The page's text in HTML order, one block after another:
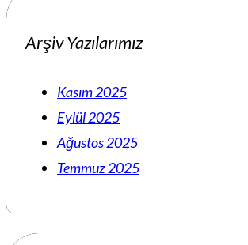
Arşiv Yazılarımız
Kasım 2025
Eylül 2025
Ağustos 2025
Temmuz 2025